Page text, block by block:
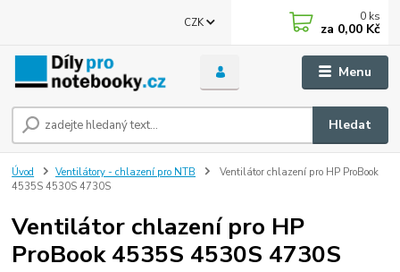
Menu
CZK
Hledat
0 ks
za 0,00 Kč
Úvod Ventilátory - chlazení pro NTB
Ventilátor chlazení pro HP ProBook
4535S 4530S 4730S
Ventilátor chlazení pro HP
ProBook 4535S 4530S 4730S